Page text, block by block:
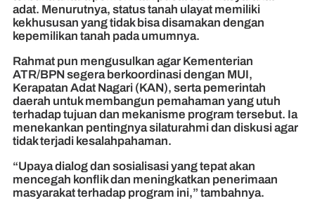
adat. Menurutnya, status tanah ulayat memiliki
kekhususan yang tidak bisa disamakan dengan
kepemilikan tanah pada umumnya.
Rahmat pun mengusulkan agar Kementerian
ATR/BPN segera berkoordinasi dengan MUI,
Kerapatan Adat Nagari (KAN), serta pemerintah
daerah untuk membangun pemahaman yang utuh
terhadap tujuan dan mekanisme program tersebut. Ia
menekankan pentingnya silaturahmi dan diskusi agar
tidak terjadi kesalahpahaman.
“Upaya dialog dan sosialisasi yang tepat akan
mencegah konflik dan meningkatkan penerimaan
masyarakat terhadap program ini,” tambahnya.